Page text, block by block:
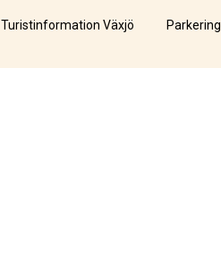
Turistinformation Växjö Parkering